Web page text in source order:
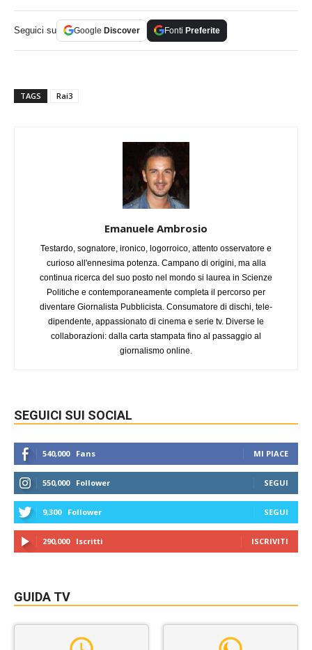
Seguici su Google Discover Fonti Preferite
TAGS Rai3
Emanuele Ambrosio
Testardo, sognatore, ironico, logorroico, attento osservatore e
curioso all'ennesima potenza. Campano di origini, ma alla
continua ricerca del suo posto nel mondo si laurea in Scienze
Politiche e contemporaneamente completa il percorso per
diventare Giornalista Pubblicista. Consumatore di dischi, tele-
dipendente, appassionato di cinema e serie tv. Diverse le
collaborazioni: dalla carta stampata fino al passaggio al
giornalismo online.
SEGUICI SUI SOCIAL
540,000 Fans MI PIACE
550,000 Follower SEGUI
9,300 Follower SEGUI
290,000 Iscritti ISCRIVITI
GUIDA TV